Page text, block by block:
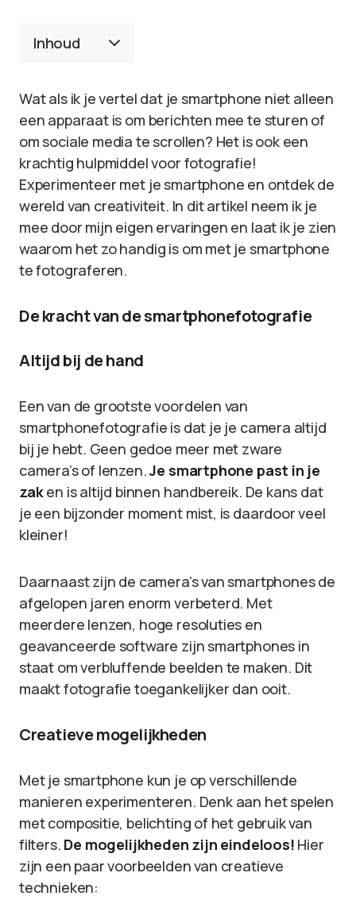
Inhoud
Wat als ik je vertel dat je smartphone niet alleen
een apparaat is om berichten mee te sturen of
om sociale media te scrollen? Het is ook een
krachtig hulpmiddel voor fotografie!
Experimenteer met je smartphone en ontdek de
wereld van creativiteit. In dit artikel neem ik je
mee door mijn eigen ervaringen en laat ik je zien
waarom het zo handig is om met je smartphone
te fotograferen.
De kracht van de smartphonefotografie
Altijd bij de hand
Een van de grootste voordelen van
smartphonefotografie is dat je je camera altijd
bij je hebt. Geen gedoe meer met zware
camera’s of lenzen.Je smartphone past in je
zaken is altijd binnen handbereik. De kans dat
je een bijzonder moment mist, is daardoor veel
kleiner!
Daarnaast zijn de camera’s van smartphones de
afgelopen jaren enorm verbeterd. Met
meerdere lenzen, hoge resoluties en
geavanceerde software zijn smartphones in
staat om verbluffende beelden te maken. Dit
maakt fotografie toegankelijker dan ooit.
Creatieve mogelijkheden
Met je smartphone kun je op verschillende
manieren experimenteren. Denk aan het spelen
met compositie, belichting of het gebruik van
filters. De mogelijkheden zijn eindeloos! Hier
zijn een paar voorbeelden van creatieve
technieken: